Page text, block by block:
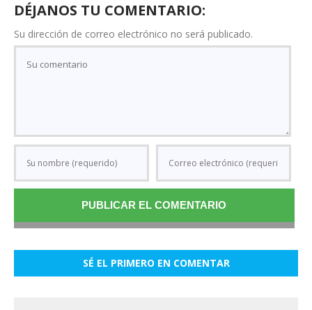
DÉJANOS TU COMENTARIO:
Su dirección de correo electrónico no será publicado.
SÉ EL PRIMERO EN COMENTAR